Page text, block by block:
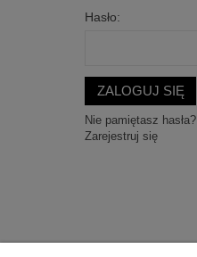
Hasło:
ZALOGUJ SIĘ
Nie pamiętasz hasła?
Zarejestruj się